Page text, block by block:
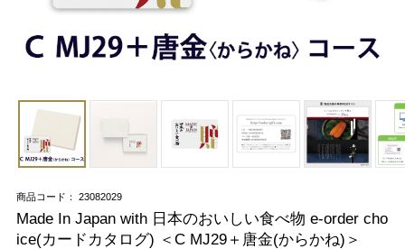
商品コード： 23082029
Made In Japan with 日本のおいしい食べ物 e-order cho
ice(カードカタログ) ＜C MJ29＋唐金(からかね)＞